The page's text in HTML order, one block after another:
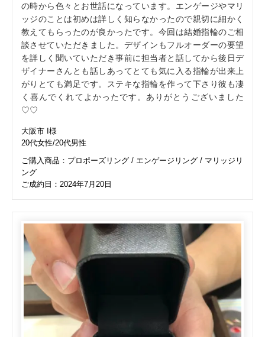
の時から色々とお世話になっています。エンゲージやマリ
ッジのことは初めは詳しく知らなかったので親切に細かく
教えてもらったのが良かったです。今回は結婚指輪のご相
談させていただきました。デザインもフルオーダーの要望
を詳しく聞いていただき事前に担当者と話してから後日デ
ザイナーさんとも話しあってとても気に入る指輪が出来上
がりとても満足です。ステキな指輪を作って下さり彼も凄
く喜んでくれてよかったです。ありがとうございました
♡♡
大阪市 I様
20代女性/20代男性
ご購入商品：プロポーズリング / エンゲージリング / マリッジリ
ング
ご成約日：2024年7月20日